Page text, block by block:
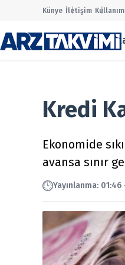
Künye İletişim
Gizlilik
Kredi
Ekonomide
avansa sınır
Yayınlanma: 01:46